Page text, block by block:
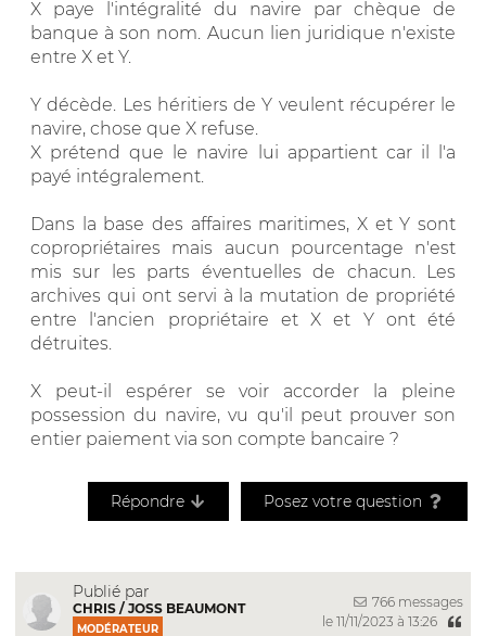
X paye l'intégralité du navire par chèque de
banque à son nom. Aucun lien juridique n'existe
entre X et Y.
Y décède. Les héritiers de Y veulent récupérer le
navire, chose que X refuse.
X prétend que le navire lui appartient car il l'a
payé intégralement.
Dans la base des affaires maritimes, X et Y sont
copropriétaires mais aucun pourcentage n'est
mis sur les parts éventuelles de chacun. Les
archives qui ont servi à la mutation de propriété
entre l'ancien propriétaire et X et Y ont été
détruites.
X peut-il espérer se voir accorder la pleine
possession du navire, vu qu'il peut prouver son
entier paiement via son compte bancaire ?
Répondre Posez votre question
Publié par
CHRIS / JOSS BEAUMONT
MODÉRATEUR
766 messages
le 11/11/2023 à 13:26